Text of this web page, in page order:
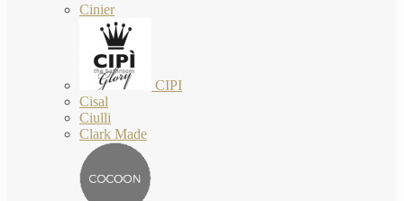
Cinier
CIPI
Cisal
Ciulli
Clark Made